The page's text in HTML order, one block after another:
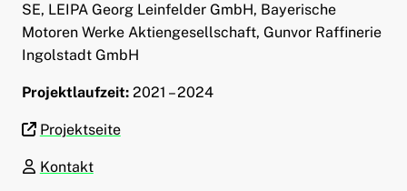
SE, LEIPA Georg Leinfelder GmbH, Bayerische
Motoren Werke Aktiengesellschaft, Gunvor Raffinerie
Ingolstadt GmbH
Projektlaufzeit: 2021 – 2024
Projektseite
Kontakt